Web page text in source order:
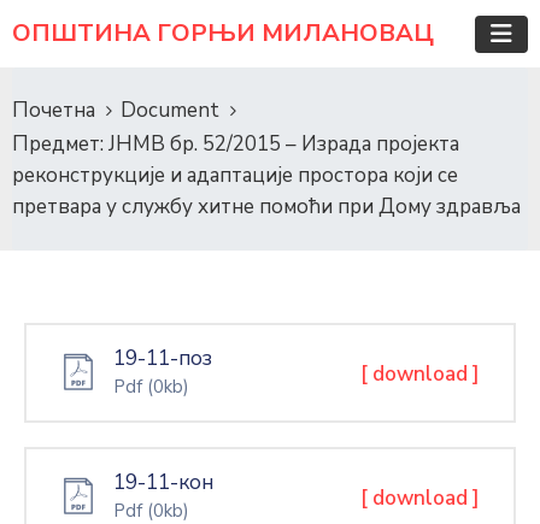
ОПШТИНА ГОРЊИ МИЛАНОВАЦ
Почетна
Document
Предмет: ЈНМВ бр. 52/2015 – Израда пројекта
реконструкције и адаптације простора који се
претвара у службу хитне помоћи при Дому здравља
19-11-поз
Pdf (0kb) [ download ]
19-11-кон
Pdf (0kb) [ download ]